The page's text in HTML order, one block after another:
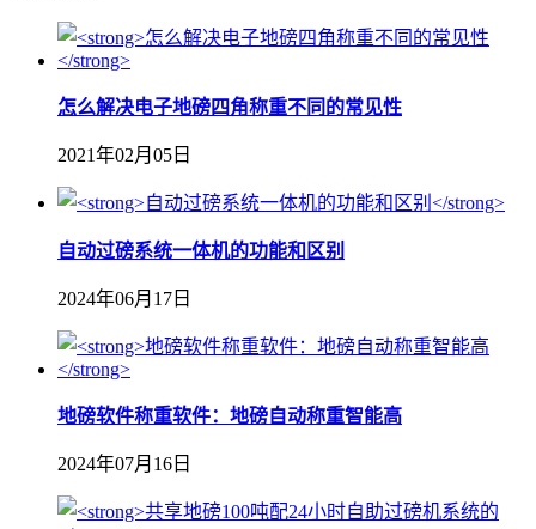
怎么解决电子地磅四角称重不同的常见性
2021年02月05日
自动过磅系统一体机的功能和区别
2024年06月17日
地磅软件称重软件：地磅自动称重智能高
2024年07月16日